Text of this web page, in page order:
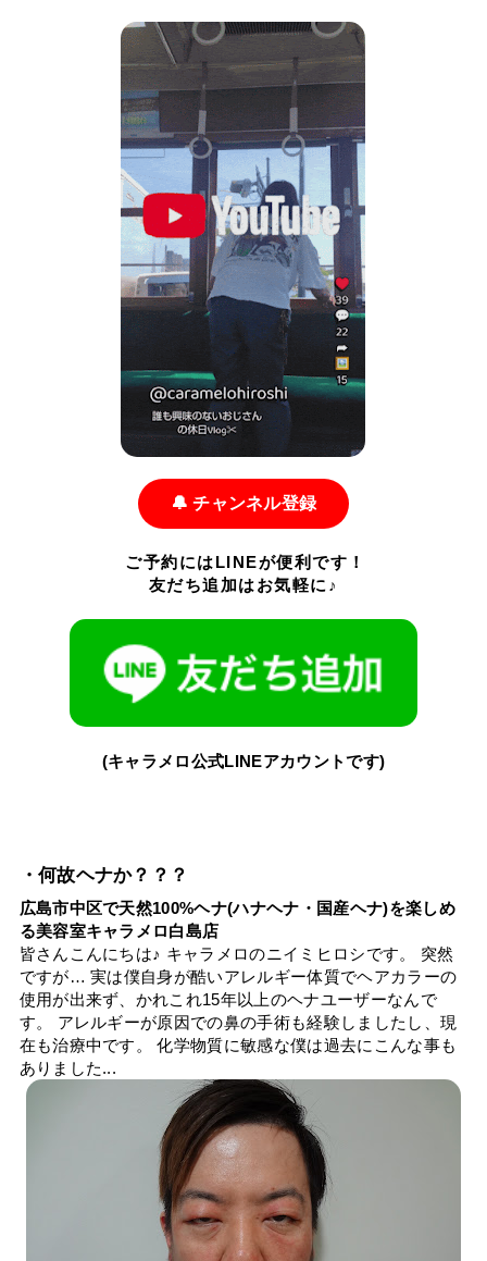
🔔 チャンネル登録
ご予約にはLINEが便利です！
友だち追加はお気軽に♪
(キャラメロ公式LINEアカウントです)
・何故ヘナか？？？
広島市中区で天然100%ヘナ(ハナヘナ・国産ヘナ)を楽しめ
る美容室キャラメロ白島店
皆さんこんにちは♪ キャラメロのニイミヒロシです。 突然
ですが… 実は僕自身が酷いアレルギー体質でヘアカラーの
使用が出来ず、かれこれ15年以上のヘナユーザーなんで
す。 アレルギーが原因での鼻の手術も経験しましたし、現
在も治療中です。 化学物質に敏感な僕は過去にこんな事も
ありました...